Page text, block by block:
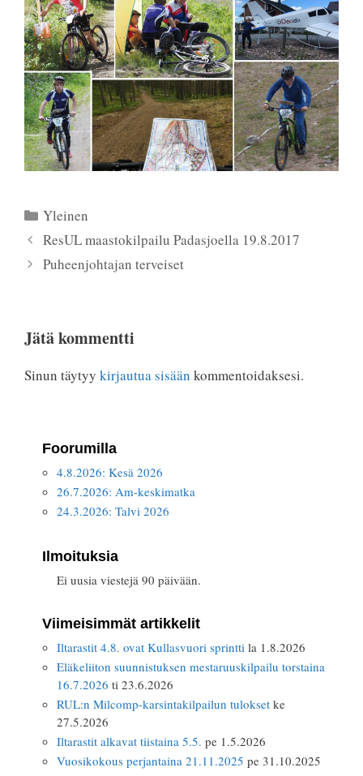
Kategoriat
Yleinen
ResUL maastokilpailu Padasjoella 19.8.2017
Puheenjohtajan terveiset
Jätä kommentti
Sinun täytyy kirjautua sisään kommentoidaksesi.
Foorumilla
4.8.2026: Kesä 2026
26.7.2026: Am-keskimatka
24.3.2026: Talvi 2026
Ilmoituksia
Ei uusia viestejä 90 päivään.
Viimeisimmät artikkelit
Iltarastit 4.8. ovat Kullasvuori sprintti la 1.8.2026
Eläkeliiton suunnistuksen mestaruuskilpailu torstaina
16.7.2026 ti 23.6.2026
RUL:n Milcomp-karsintakilpailun tulokset ke
27.5.2026
Iltarastit alkavat tiistaina 5.5. pe 1.5.2026
Vuosikokous perjantaina 21.11.2025 pe 31.10.2025